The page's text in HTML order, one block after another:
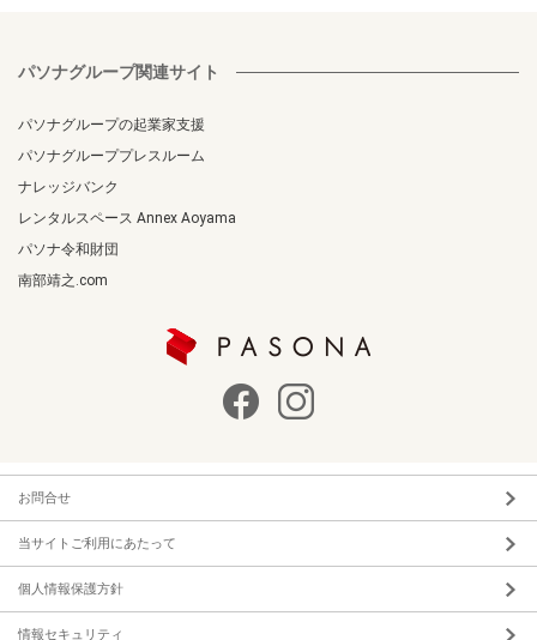
パソナグループ関連サイト
パソナグループの起業家支援
パソナグループプレスルーム
ナレッジバンク
レンタルスペース Annex Aoyama
パソナ令和財団
南部靖之.com
お問合せ
当サイトご利用にあたって
個人情報保護方針
情報セキュリティ